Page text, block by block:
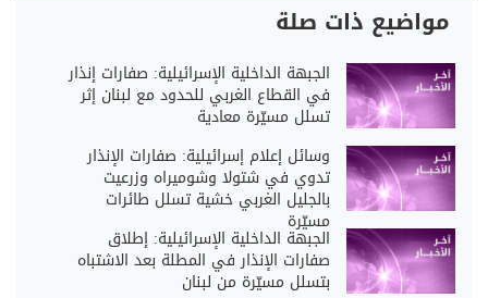
مواضيع ذات صلة
الجبهة الداخلية الإسرائيلية: صفارات إنذار
في القطاع الغربي للحدود مع لبنان إثر
تسلل مسيّرة معادية
وسائل إعلام إسرائيلية: صفارات الإنذار
تدوي في شتولا وشوميراه وزرعيت
بالجليل الغربي خشية تسلل طائرات
مسيّرة
الجبهة الداخلية الإسرائيلية: إطلاق
صفارات الإنذار في المطلة بعد الاشتباه
بتسلل مسيّرة من لبنان